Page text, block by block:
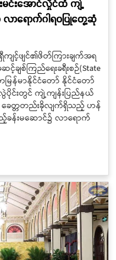
မင်းအောင်လှိုင်ထံ ကျဲ့
လာရောက်ဂါရဝပြုတွေ့ဆုံ
င့်ဖျင်၏ဖိတ်ကြားချက်အရ
စ်ကြည်ရေးခရီးစဉ်(State
ြန်မာနိုင်ငံတော် နိုင်ငံတော်
င်းတွင် ကျဲ့ကျန်းပြည်နယ်
ခေတ္တတည်းခိုလျက်ရှိသည့် ဟန်
ည့်ခန်းမဆောင်၌ လာရောက်